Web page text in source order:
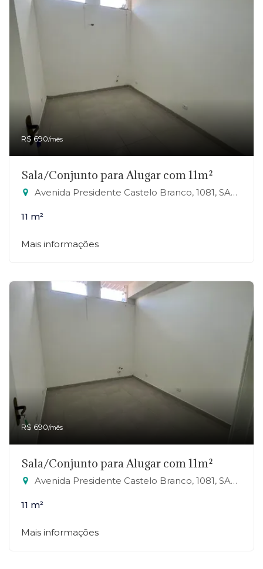
R$ 690/mês
Sala/Conjunto para Alugar com 11m²
Avenida Presidente Castelo Branco, 1081, SALA 23 - Jardim Zaira, Mauá-SP
11 m²
Mais informações
R$ 690/mês
Sala/Conjunto para Alugar com 11m²
Avenida Presidente Castelo Branco, 1081, SALA 24 - Jardim Zaira, Mauá-SP
11 m²
Mais informações